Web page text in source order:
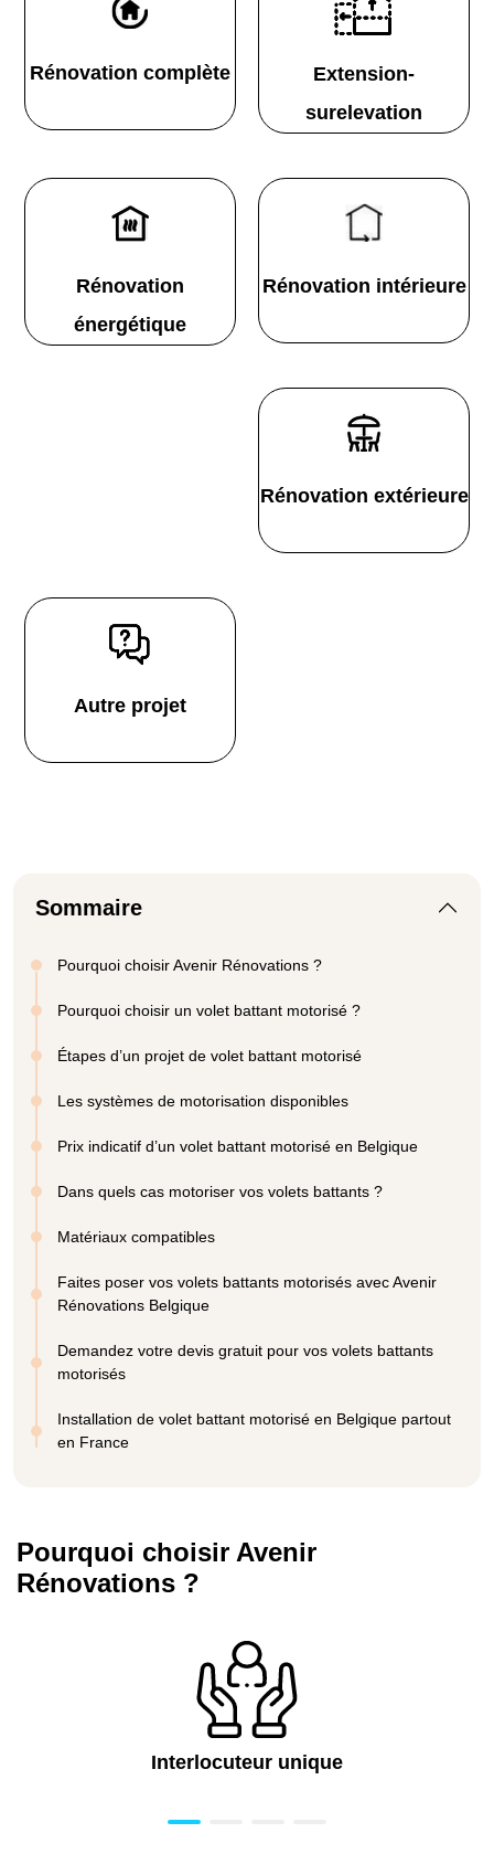
Rénovation complète
Extension-
surelevation
Rénovation
énergétique
Rénovation intérieure
Rénovation extérieure
Autre projet
Sommaire
Pourquoi choisir Avenir Rénovations ?
Pourquoi choisir un volet battant motorisé ?
Étapes d’un projet de volet battant motorisé
Les systèmes de motorisation disponibles
Prix indicatif d’un volet battant motorisé en Belgique
Dans quels cas motoriser vos volets battants ?
Matériaux compatibles
Faites poser vos volets battants motorisés avec Avenir
Rénovations Belgique
Demandez votre devis gratuit pour vos volets battants
motorisés
Installation de volet battant motorisé en Belgique partout
en France
Pourquoi choisir Avenir
Rénovations ?
Interlocuteur unique